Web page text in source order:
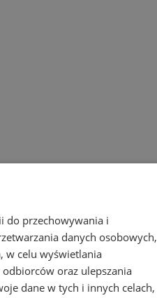
do przechowywania i
danych osobowych,
w celu wyświetlania
oraz ulepszania
dane w tych i innych celach,